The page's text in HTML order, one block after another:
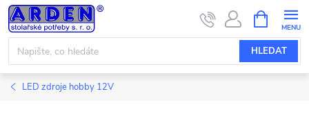
Přejít
na
obsah
HLEDAT
NÁKUPNÍ
KOŠÍK
LED zdroje hobby 12V